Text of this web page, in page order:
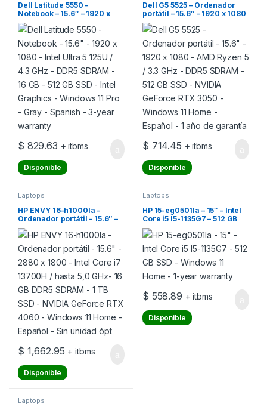
Dell Latitude 5550 –
Notebook – 15.6″ – 1920 x
1080 – Intel Ultra 5 125U / 4.3
GHz – DDR5 SDRAM – 16 GB –
512 GB SSD – Intel Graphics –
Windows 11 Pro – Gray –
Spanish – 3-year warranty
$ 829.63 + itbms
Disponible
Dell G5 5525 – Ordenador
portátil – 15.6″ – 1920 x 1080
– AMD Ryzen 5 / 3.3 GHz –
DDR5 SDRAM – 512 GB SSD –
NVIDIA GeForce RTX 3050 –
Windows 11 Home – Español
– 1 año de garantía
$ 714.45 + itbms
Disponible
Laptops
HP ENVY 16-h1000la –
Ordenador portátil – 15.6″ –
2880 x 1800 – Intel Core i7
13700H / hasta 5,0 GHz- 16
GB DDR5 SDRAM – 1 TB SSD –
NVIDIA GeForce RTX 4060 –
Windows 11 Home – Español
$ 1,662.95 + itbms
Disponible
Laptops
HP 15-eg0501la – 15″ – Intel
Core i5 I5-1135G7 – 512 GB
SSD – Windows 11 Home – 1-
year warranty
$ 558.89 + itbms
Disponible
Laptops